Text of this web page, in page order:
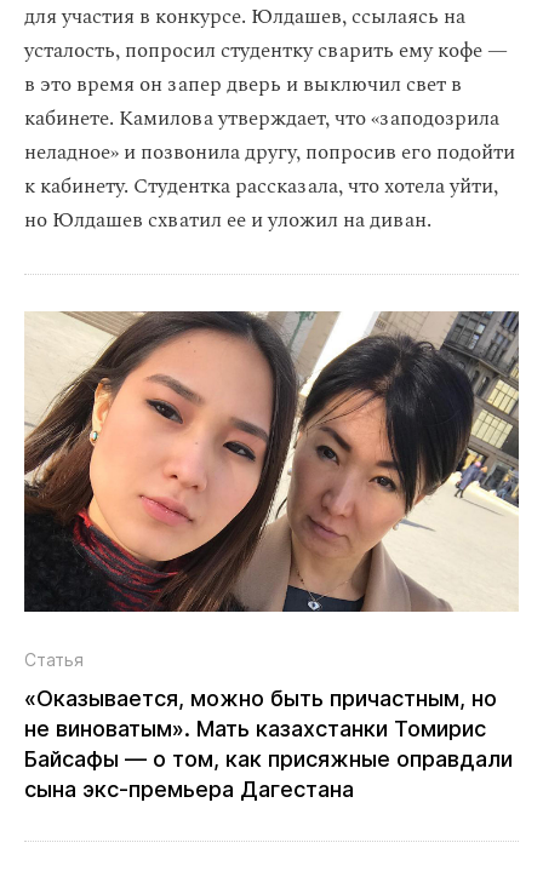
для участия в конкурсе. Юлдашев, ссылаясь на
усталость, попросил студентку сварить ему кофе —
в это время он запер дверь и выключил свет в
кабинете. Камилова утверждает, что «заподозрила
неладное» и позвонила другу, попросив его подойти
к кабинету. Студентка рассказала, что хотела уйти,
но Юлдашев схватил ее и уложил на диван.
Статья
«Оказывается, можно быть причастным, но
не виноватым». Мать казахстанки Томирис
Байсафы — о том, как присяжные оправдали
сына экс‑премьера Дагестана